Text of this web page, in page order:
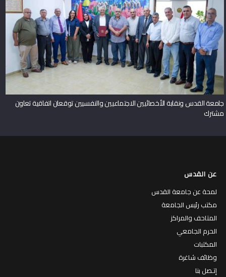
جامعة القدس ونقابة الأخصائيين الاجتماعيين والنفسيين توقعان اتفاقية تعاون
مشترك
عن القدس
لمحة عن جامعة القدس
مكتب رئيس الجامعة
المتاحف والمراكز
الحرم الجامعي
المكتبات
وظائف شاغرة
إتـصل بنا